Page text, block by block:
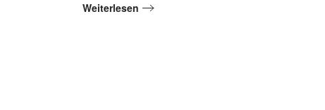
Weiterlesen